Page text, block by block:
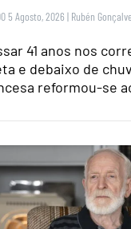
5 Agosto, 2026 | Rubén
41 anos nos
e debaixo de
reformou-se